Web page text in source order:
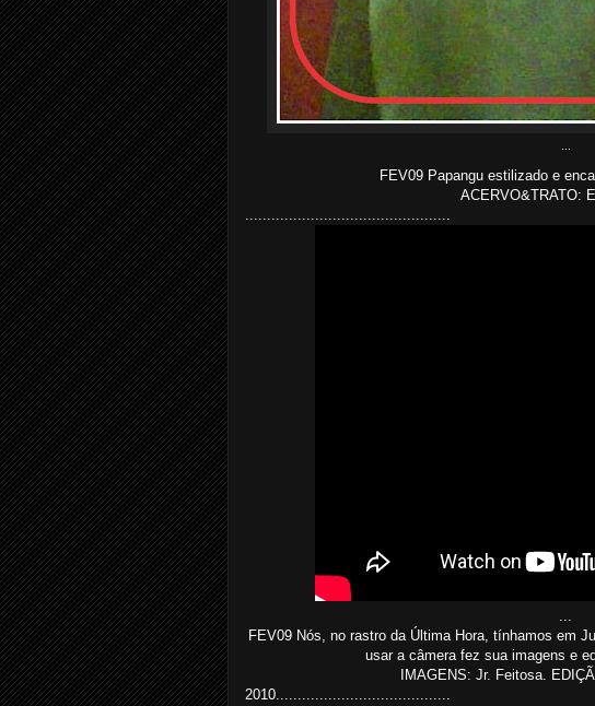
FEV09 Papangu estilizado e
ACERVO&TRATO:
FEV09 Nós, no rastro da Última Hora, tínhamos em
usar a câmera fez sua imagens e
IMAGENS: Jr. Feitosa.
2010........................................